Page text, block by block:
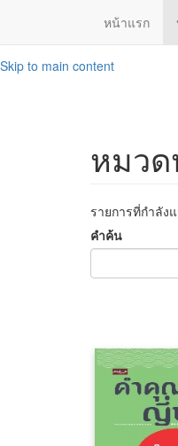
Skip to main content
หน้าแรก
หมว
รายการที่กำลัง
คำค้น